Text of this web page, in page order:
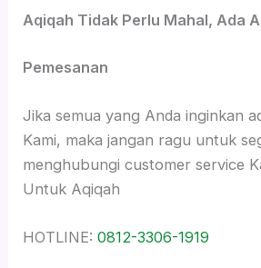
Aqiqah Tidak Perlu Mahal, Ada
Pemesanan
Jika semua yang Anda inginkan
Kami, maka jangan ragu untuk
menghubungi customer service
Untuk Aqiqah
HOTLINE: 0812-3306-1919